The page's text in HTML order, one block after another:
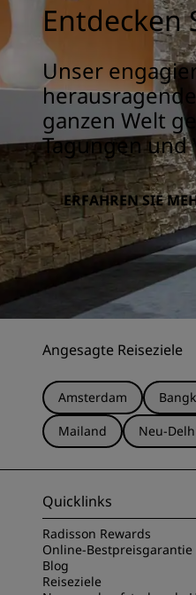
Entdecken
Unser
ganzen Welt
Tagungen
ERFAHREN SIE
Angesagte Reiseziele
Amsterdam
Mailand
Neu-
Quicklinks
Radisson Rewards
Online-Bestpreisgarantie
Blog
Reiseziele